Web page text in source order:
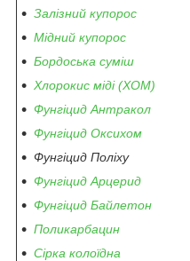
Залізний купорос
Мідний купорос
Бордоська суміш
Хлорокис міді (ХОМ)
Фунгіцид Антракол
Фунгіцид Оксихом
Фунгіцид Поліху
Фунгіцид Арцерид
Фунгіцид Байлетон
Поликарбацин
Сірка колоїдна